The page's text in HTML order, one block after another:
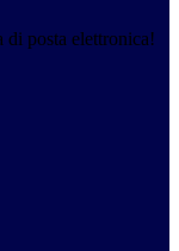
di posta elettronica!